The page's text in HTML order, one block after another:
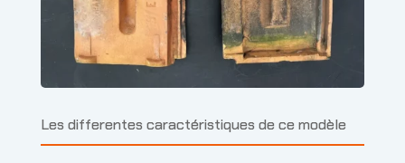
Les differentes caractéristiques de ce modèle